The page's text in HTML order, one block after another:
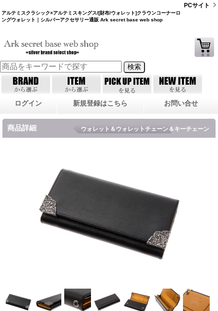
アルテミスクラシック×アルテミスキングス/[財布/ウォレット]クラウンコーナーロ
ングウォレット｜シルバーアクセサリー通販 Ark secret base web shop
PCサイト
ログイン 新規登録はこちら お問い合せ
商品詳細 ウォレット＆ウォレットチェーン＆キーチェーン